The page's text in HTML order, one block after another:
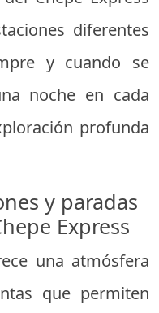
diferentes
y cuando se
noche en cada
profunda
y paradas
Express
una atmósfera
que permiten